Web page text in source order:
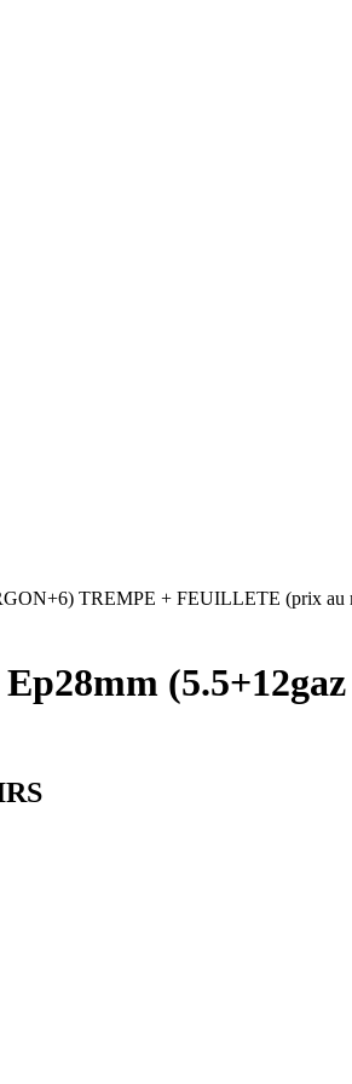
TREMPE + FEUILLETE (prix au